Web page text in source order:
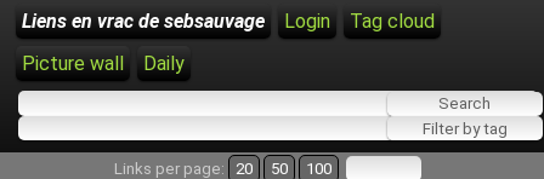
Liens en vrac de sebsauvage Login
Tag cloud
Picture wall
Daily
Links per page: 20 50 100